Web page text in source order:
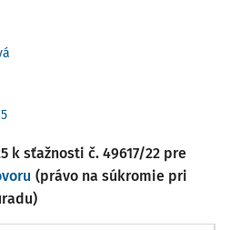
k sťažnosti č. 49617/22 pre
(právo na súkromie pri